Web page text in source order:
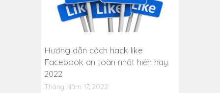
Hướng dẫn cách hack like
Facebook an toàn nhất hiện nay
2022
Tháng Năm 17, 2022